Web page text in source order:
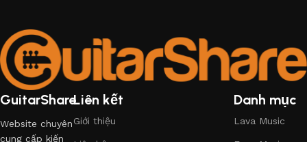
GuitarShare
Website chuyên
cung cấp kiến
Liên kết
Giới thiệu
Danh mục
Lava Music